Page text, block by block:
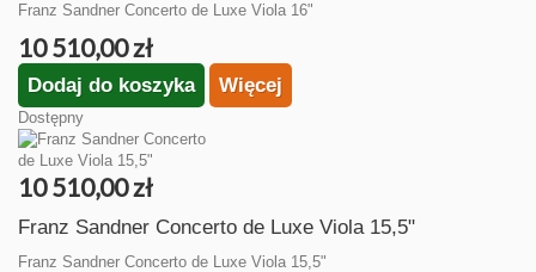
Franz Sandner Concerto de Luxe Viola 16"
10 510,00 zł
Dodaj do koszyka Więcej
Dostępny
10 510,00 zł
Franz Sandner Concerto de Luxe Viola 15,5"
Franz Sandner Concerto de Luxe Viola 15,5"